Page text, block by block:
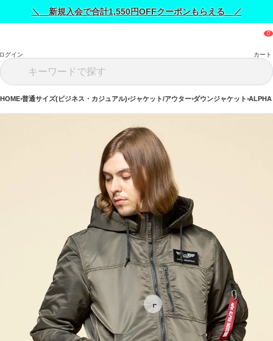
＼ 新規入会で合計1,550円OFFクーポンもらえる ／
グイン カート
HOME 普通サイズ(ビジネス・カジュアル) ジャケット/アウター ダウンジャケット ALPHA